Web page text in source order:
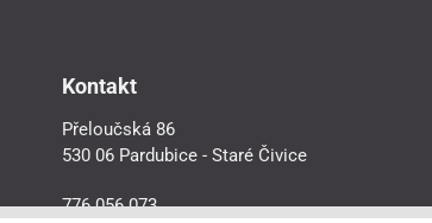
Kontakt
Přeloučská 86
530 06 Pardubice - Staré Čivice
776 056 073